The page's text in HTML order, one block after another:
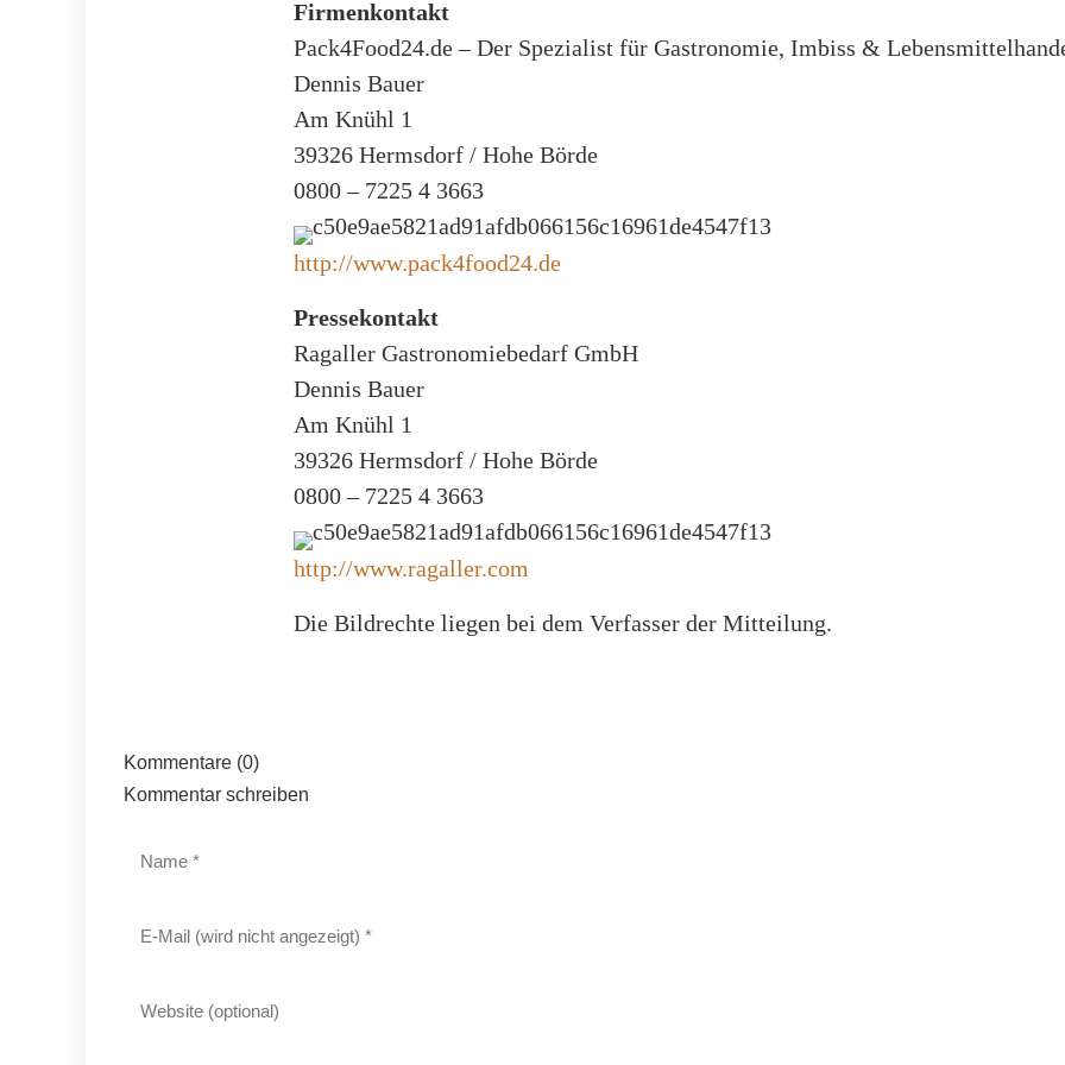
Firmenkontakt
Pack4Food24.de – Der Spezialist für Gastronomie, Imbiss &
Dennis Bauer
Am Knühl 1
39326 Hermsdorf / Hohe Börde
0800 – 7225 4 3663
http://www.pack4food24.de
Pressekontakt
Ragaller Gastronomiebedarf GmbH
Dennis Bauer
Am Knühl 1
39326 Hermsdorf / Hohe Börde
0800 – 7225 4 3663
http://www.ragaller.com
Die Bildrechte liegen bei dem Verfasser der Mitteilung.
Kommentare (0)
Kommentar schreiben